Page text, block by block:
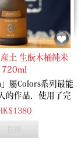
土 生酛木桶純米
720ml
」屬Colors系列最能
的作品，使用了完
栽培的原料米「陸